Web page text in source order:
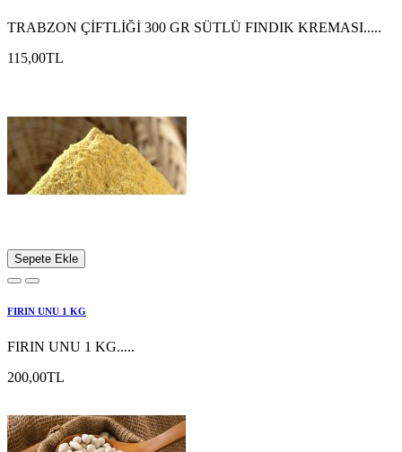
TRABZON ÇİFTLİĞİ 300 GR SÜTLÜ FINDIK KREMASI.....
115,00TL
Sepete Ekle
FIRIN UNU 1 KG
FIRIN UNU 1 KG.....
200,00TL